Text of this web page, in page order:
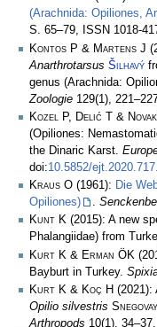
(Arachnida: Opiliones,
S. 65–79, ISSN 1018-
Kontos P & Martens J
Anarthrotarsus Šilhavý
genus (Arachnida:
Zoologie 129(1),
Kozel P, Delić T &
(Opiliones:
the Dinaric Karst.
doi:10.5852/
Kraus O (1961): Die
Opiliones)
.
Kunt K (2015): A new
Phalangiidae) from
Kurt K & Erman ÖK
Bayburt in Turkey.
Kurt K & Koç H (2021):
Opilio silvestris
Arthropods 10(1), 34–37.